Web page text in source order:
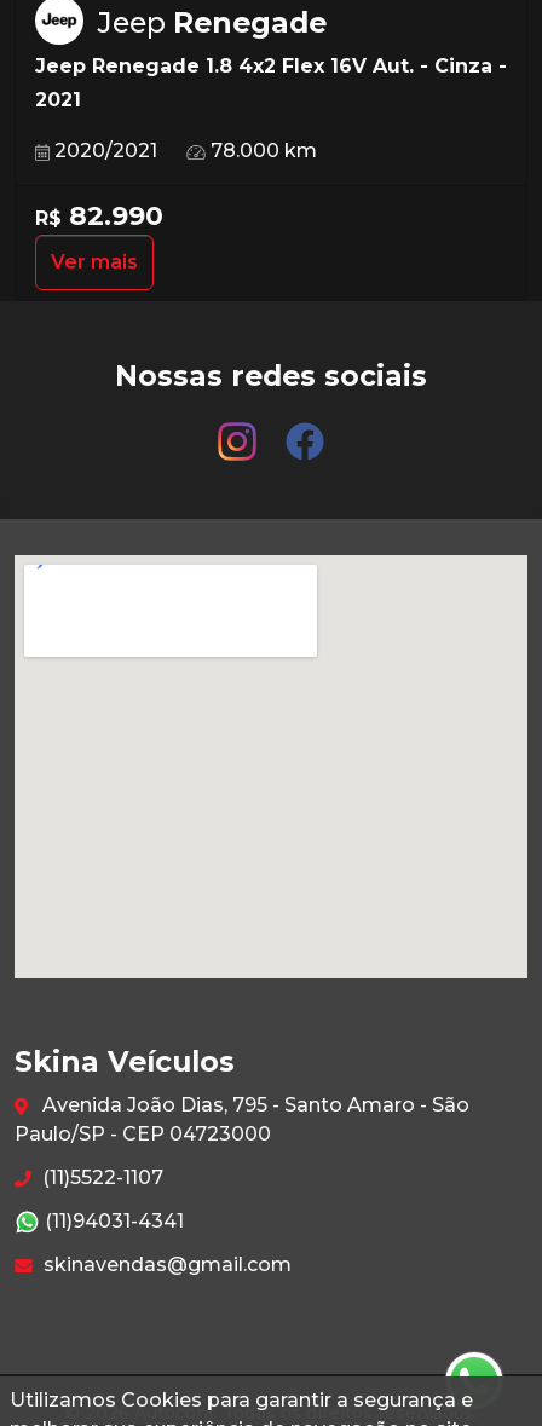
Utilizamos Cookies para garantir a segurança e
Jeep Renegade
Jeep Renegade 1.8 4x2 Flex 16V Aut. - Cinza -
2021
2020/2021 78.000 km
R$ 82.990
Ver mais
Nossas redes sociais
Skina Veículos
Avenida João Dias, 795 - Santo Amaro - São
Paulo/SP - CEP 04723000
(11)5522-1107
(11)94031-4341
skinavendas@gmail.com
© 2026 Autoconf. Todos os direitos reservados.